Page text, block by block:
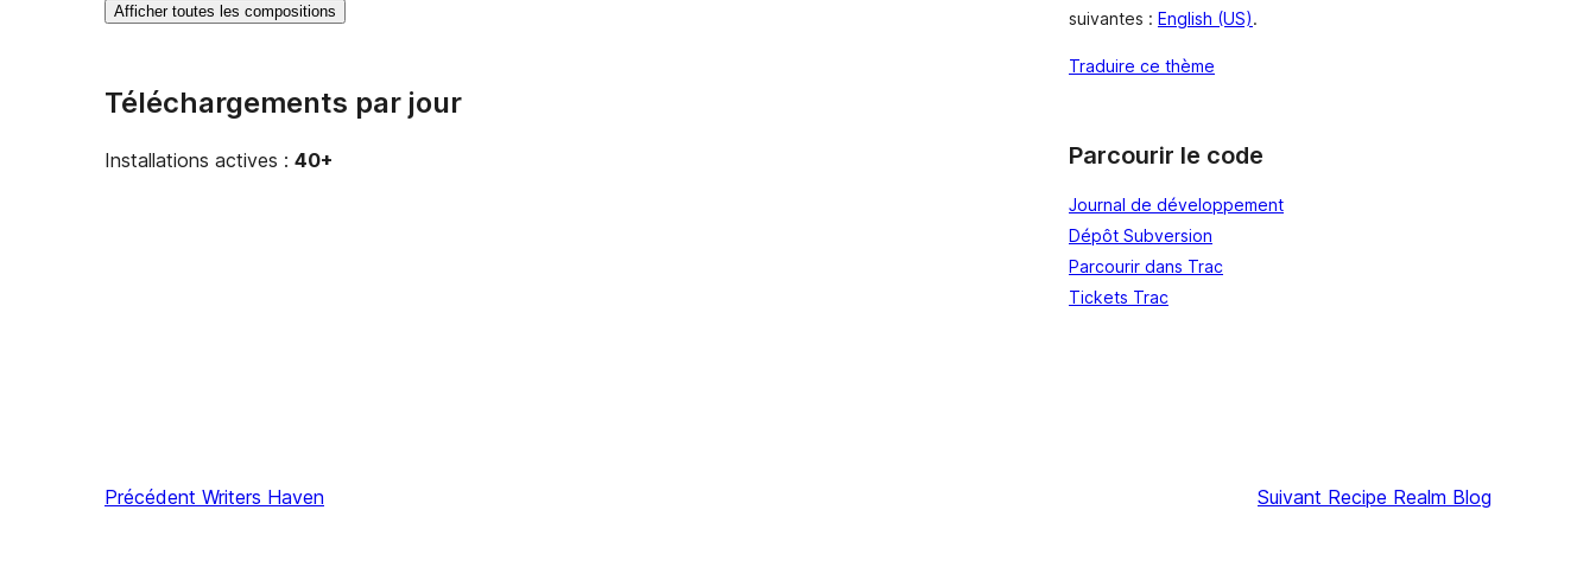
Afficher toutes les compositions
Téléchargements par jour
Installations actives : 40+
suivantes : English (US).
Traduire ce thème
Parcourir le code
Journal de développement
Dépôt Subversion
Parcourir dans Trac
Tickets Trac
Précédent Writers Haven Suivant Recipe Realm Blog